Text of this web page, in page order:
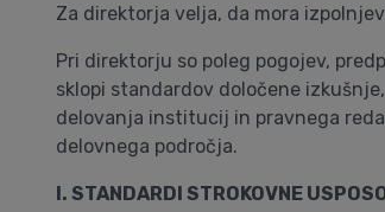
Za direktorja velja, da mora
Pri direktorju so poleg pogojev,
sklopi standardov določene
delovanja institucij in pravnega
delovnega področja.
I. STANDARDI STROKOVNE